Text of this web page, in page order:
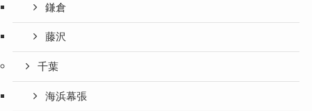
鎌倉
藤沢
千葉
海浜幕張